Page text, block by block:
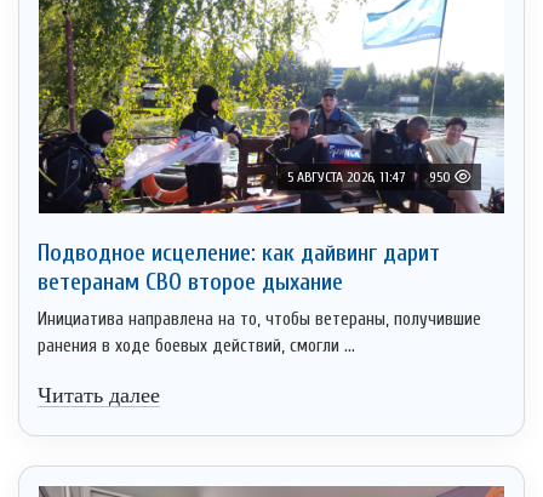
5 АВГУСТА 2026, 11:47 950
Подводное исцеление: как дайвинг дарит
ветеранам СВО второе дыхание
Инициатива направлена на то, чтобы ветераны, получившие
ранения в ходе боевых действий, смогли ...
Читать далее